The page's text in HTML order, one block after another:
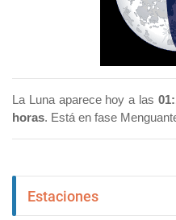
La Luna aparece hoy a las
horas. Está en fase
Estaciones